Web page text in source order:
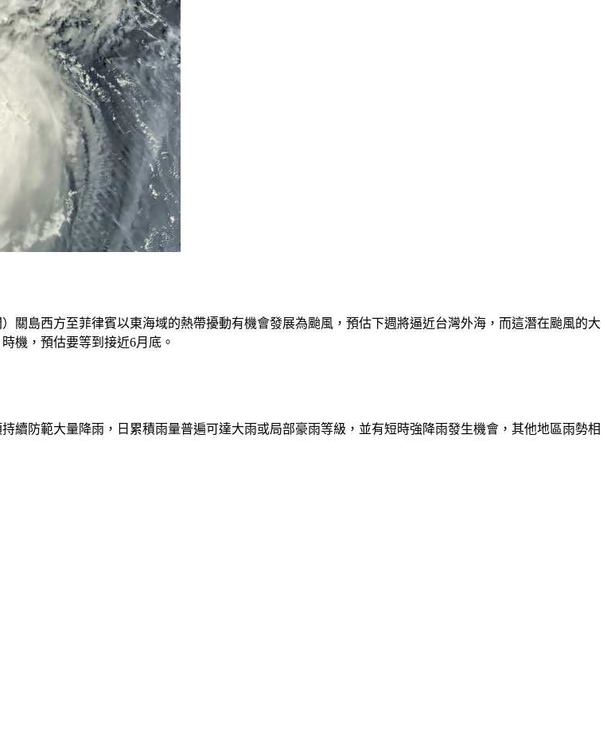
關島西方至菲律賓以東海域的熱帶擾動有機會發展為颱風，預估下週將逼近台灣外海，而這潛在颱風的大
機，預估要等到接近6月底。
續防範大量降雨，日累積雨量普遍可達大雨或局部豪雨等級，並有短時強降雨發生機會，其他地區雨勢相